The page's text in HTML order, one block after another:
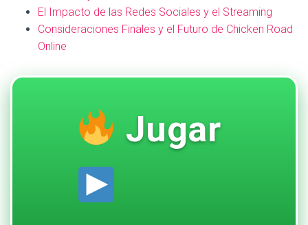
El Impacto de las Redes Sociales y el Streaming
Consideraciones Finales y el Futuro de Chicken Road
Online
Jugar